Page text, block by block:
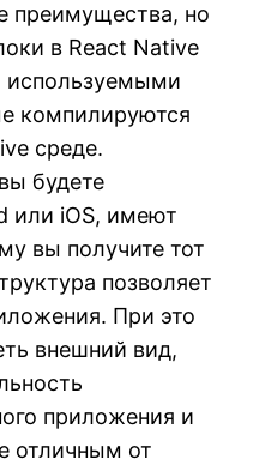
преимущества, но
в React Native
используемыми
компилируются
среде.
будете
или iOS, имеют
вы получите тот
позволяет
При это
внешний вид,
приложения и
отличным от